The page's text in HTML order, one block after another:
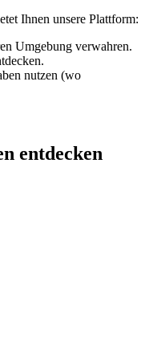
Ihnen unsere Plattform:
Umgebung verwahren.
nutzen (wo
entdecken